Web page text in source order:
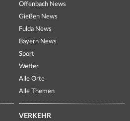
Offenbach News
Gießen News
Fulda News
Bayern News
Sport
Wetter
Alle Orte
Alle Themen
VERKEHR